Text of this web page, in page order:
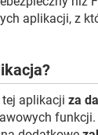
aplikacji, z
aplikacji za
funkcji.